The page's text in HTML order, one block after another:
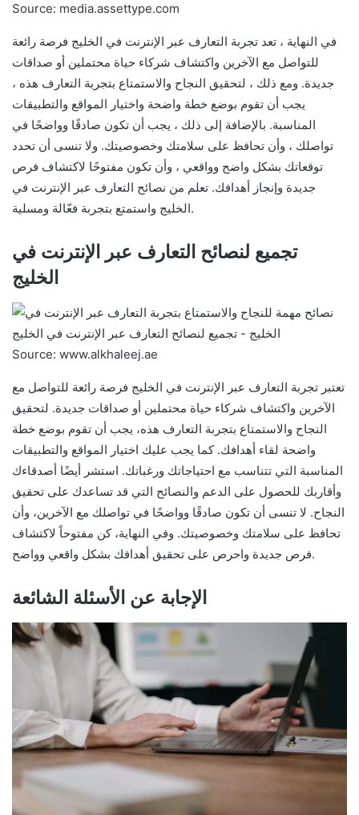
Source: media.assettype.com
في النهاية ، تعد تجربة التعارف عبر الإنترنت في الخليج فرصة رائعة
للتواصل مع الآخرين واكتشاف شركاء حياة محتملين أو صداقات
جديدة. ومع ذلك ، لتحقيق النجاح والاستمتاع بتجربة التعارف هذه ،
يجب أن تقوم بوضع خطة واضحة واختيار المواقع والتطبيقات
المناسبة. بالإضافة إلى ذلك ، يجب أن تكون صادقًا وواضحًا في
تواصلك ، وأن تحافظ على سلامتك وخصوصيتك. ولا تنسى أن تحدد
توقعاتك بشكل واضح وواقعي ، وأن تكون مفتوحًا لاكتشاف فرص
جديدة وإنجاز أهدافك. تعلم من نصائح التعارف عبر الإنترنت في
الخليج واستمتع بتجربة فعّالة ومسلية.
تجميع لنصائح التعارف عبر الإنترنت في
الخليج
Source: www.alkhaleej.ae
تعتبر تجربة التعارف عبر الإنترنت في الخليج فرصة رائعة للتواصل مع
الآخرين واكتشاف شركاء حياة محتملين أو صداقات جديدة. لتحقيق
النجاح والاستمتاع بتجربة التعارف هذه، يجب أن تقوم بوضع خطة
واضحة لقاء أهدافك. كما يجب عليك اختيار المواقع والتطبيقات
المناسبة التي تتناسب مع احتياجاتك ورغباتك. استشر أيضًا أصدقاءك
وأقاربك للحصول على الدعم والنصائح التي قد تساعدك على تحقيق
النجاح. لا تنسى أن تكون صادقًا وواضحًا في تواصلك مع الآخرين، وأن
تحافظ على سلامتك وخصوصيتك. وفي النهاية، كن مفتوحاً لاكتشاف
فرص جديدة واحرص على تحقيق أهدافك بشكل واقعي وواضح.
الإجابة عن الأسئلة الشائعة